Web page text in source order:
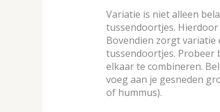
Variatie is niet alleen
tussendoortjes.
Bovendien zorgt
tussendoortjes. Probeer
elkaar te combineren.
voeg aan je gesneden
of hummus).